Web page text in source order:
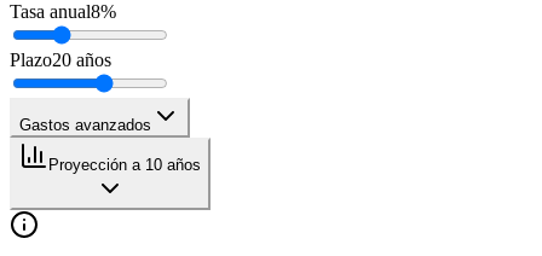
Tasa anual8%
Plazo20 años
Gastos avanzados
Proyección a 10 años